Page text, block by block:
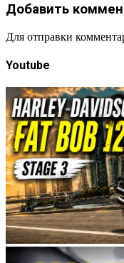
Добавить
Для отправки
Youtube